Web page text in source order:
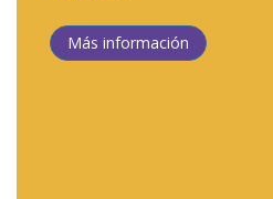
Más información